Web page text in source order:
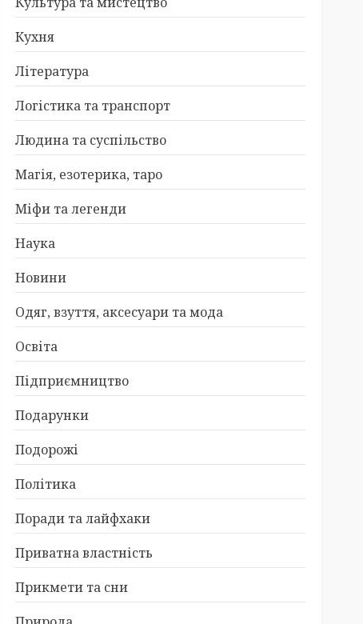
Кухня
Література
Логістика та транспорт
Людина та суспільство
Магія, езотерика, таро
Міфи та легенди
Наука
Новини
Одяг, взуття, аксесуари та мода
Освіта
Підприємництво
Подарунки
Подорожі
Політика
Поради та лайфхаки
Приватна властність
Прикмети та сни